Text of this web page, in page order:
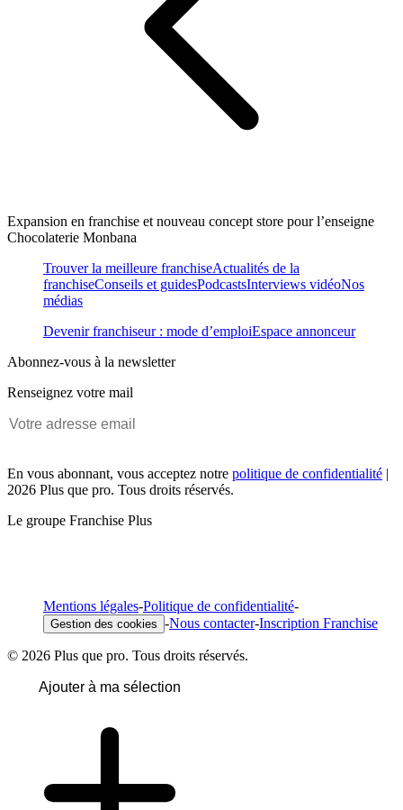
Expansion en franchise et nouveau concept store pour l’enseigne
Chocolaterie Monbana
Trouver la meilleure franchiseActualités de la
franchiseConseils et guidesPodcastsInterviews vidéoNos
médias
Devenir franchiseur : mode d’emploiEspace annonceur
Abonnez-vous à la newsletter
Renseignez votre mail
En vous abonnant, vous acceptez notre politique de confidentialité |
2026 Plus que pro. Tous droits réservés.
Le groupe Franchise Plus
Mentions légales-Politique de confidentialité-
Gestion des cookies -Nous contacter-Inscription Franchise
© 2026 Plus que pro. Tous droits réservés.
Ajouter à ma sélection